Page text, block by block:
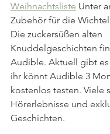
Weihnachtsliste Unter
Zubehör für die
Die zuckersüßen alten
Knuddelgeschichten
Audible. Aktuell gibt es
ihr könnt Audible 3
kostenlos testen. Viele
Hörerlebnisse und
Geschichten.